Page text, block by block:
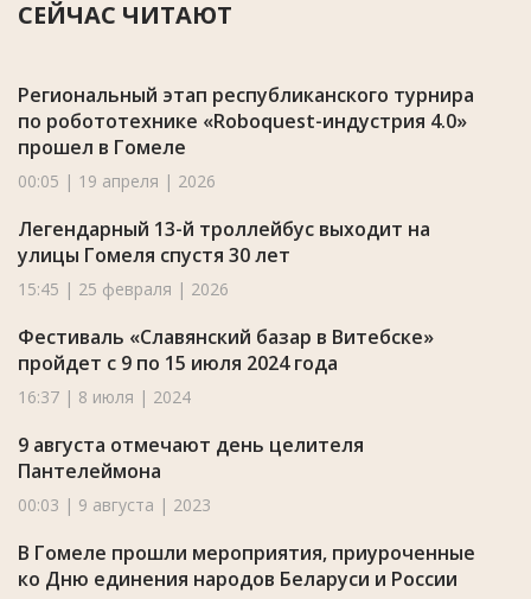
СЕЙЧАС ЧИТАЮТ
Региональный этап республиканского турнира
по робототехнике «Roboquest-индустрия 4.0»
прошел в Гомеле
00:05 | 19 апреля | 2026
Легендарный 13-й троллейбус выходит на
улицы Гомеля спустя 30 лет
15:45 | 25 февраля | 2026
Фестиваль «Славянский базар в Витебске»
пройдет с 9 по 15 июля 2024 года
16:37 | 8 июля | 2024
9 августа отмечают день целителя
Пантелеймона
00:03 | 9 августа | 2023
В Гомеле прошли мероприятия, приуроченные
ко Дню единения народов Беларуси и России